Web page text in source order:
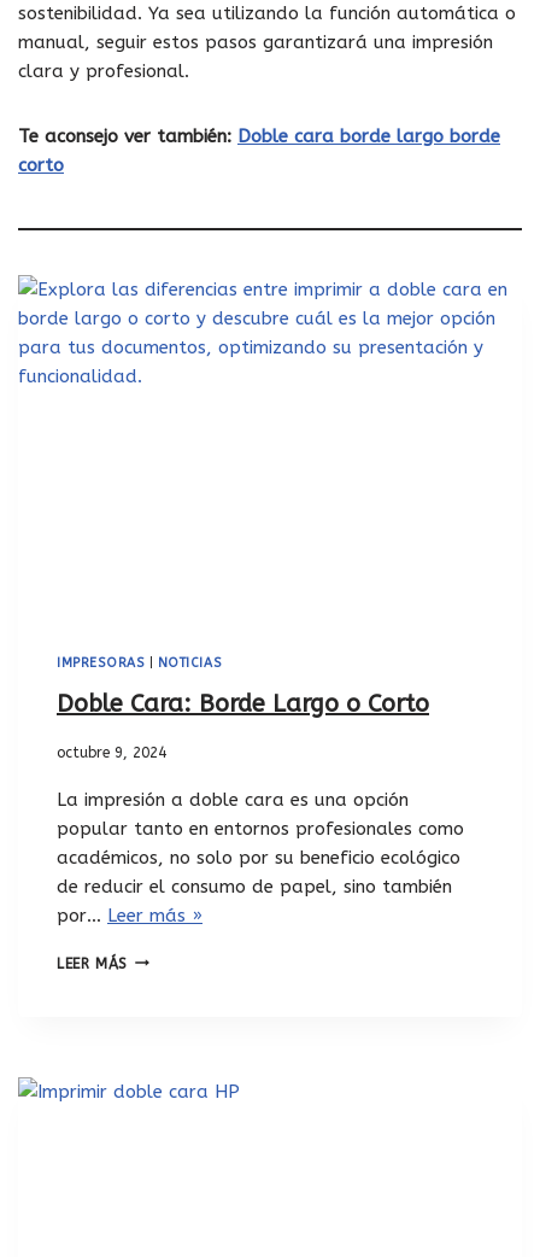
sostenibilidad. Ya sea utilizando la función automática o
manual, seguir estos pasos garantizará una impresión
clara y profesional.
Te aconsejo ver también: Doble cara borde largo borde
corto
IMPRESORAS NOTICIAS
Doble Cara: Borde Largo o Corto
octubre 9, 2024
La impresión a doble cara es una opción
popular tanto en entornos profesionales como
académicos, no solo por su beneficio ecológico
de reducir el consumo de papel, sino también
por… Leer más »
LEER MÁS